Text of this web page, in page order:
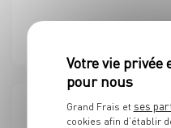
FRUITS ET LÉGUMES
Grand Frais et ses
cookies afin d’établir